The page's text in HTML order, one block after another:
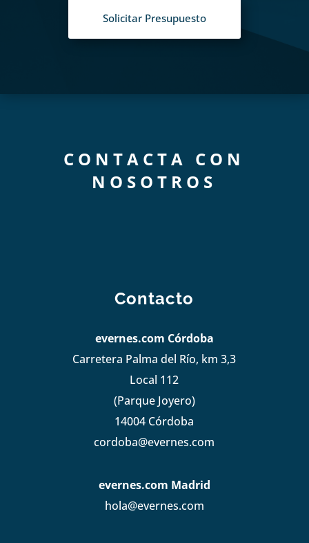
Solicitar Presupuesto
CONTACTA CON
NOSOTROS
Contacto
evernes.com Córdoba
Carretera Palma del Río, km 3,3
Local 112
(Parque Joyero)
14004 Córdoba
cordoba@evernes.com
evernes.com Madrid
hola@evernes.com